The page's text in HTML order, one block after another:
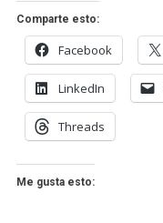
Comparte esto:
Facebook
LinkedIn
Threads
Me gusta esto: